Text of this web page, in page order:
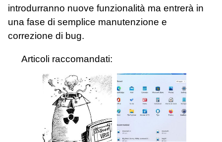
introdurranno nuove funzionalità ma entrerà in
una fase di semplice manutenzione e
correzione di bug.
Articoli raccomandati: